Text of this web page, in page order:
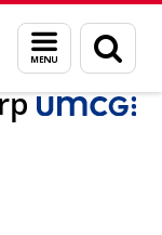
Menu
en
zoeken